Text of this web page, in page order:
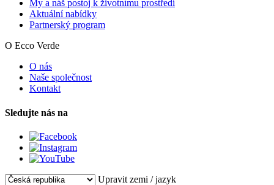
My a náš postoj k životnímu prostředí
Aktuální nabídky
Partnerský program
O Ecco Verde
O nás
Naše společnost
Kontakt
Sledujte nás na
Upravit zemi / jazyk